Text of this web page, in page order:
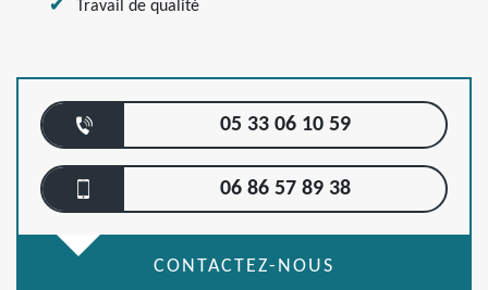
Travail de qualité
05 33 06 10 59
06 86 57 89 38
CONTACTEZ-NOUS